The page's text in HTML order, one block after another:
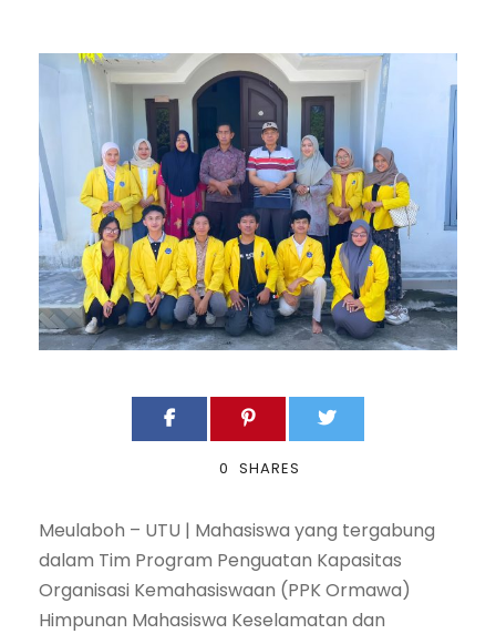
0 SHARES
Meulaboh – UTU | Mahasiswa yang tergabung
dalam Tim Program Penguatan Kapasitas
Organisasi Kemahasiswaan (PPK Ormawa)
Himpunan Mahasiswa Keselamatan dan